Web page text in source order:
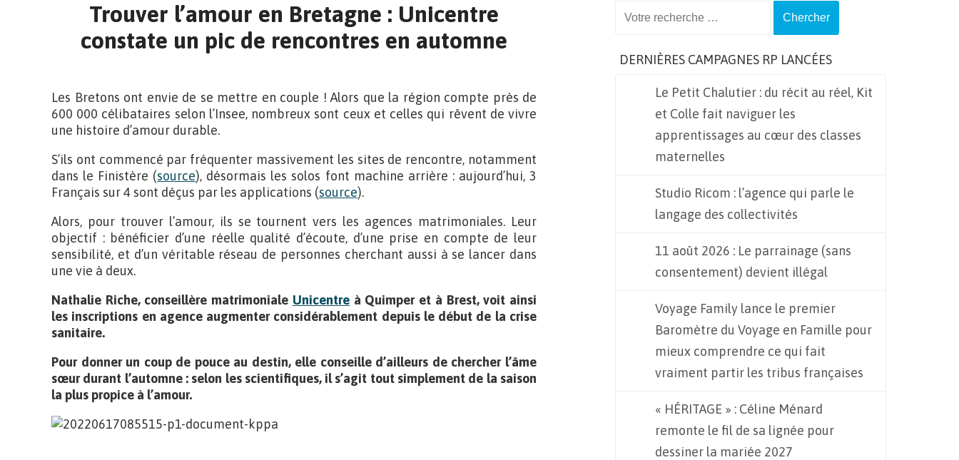
Trouver l’amour en Bretagne : Unicentre
constate un pic de rencontres en automne
Les Bretons ont envie de se mettre en couple ! Alors que la région compte près de
600 000 célibataires selon l’Insee, nombreux sont ceux et celles qui rêvent de vivre
une histoire d’amour durable.
S’ils ont commencé par fréquenter massivement les sites de rencontre, notamment
dans le Finistère (source), désormais les solos font machine arrière : aujourd’hui, 3
Français sur 4 sont déçus par les applications (source).
Alors, pour trouver l’amour, ils se tournent vers les agences matrimoniales. Leur
objectif : bénéficier d’une réelle qualité d’écoute, d’une prise en compte de leur
sensibilité, et d’un véritable réseau de personnes cherchant aussi à se lancer dans
une vie à deux.
Nathalie Riche, conseillère matrimoniale Unicentreà Quimper et à Brest, voit ainsi
les inscriptions en agence augmenter considérablement depuis le début de la crise
sanitaire.
Pour donner un coup de pouce au destin, elle conseille d’ailleurs de chercher l’âme
sœur durant l’automne : selon les scientifiques, il s’agit tout simplement de la saison
la plus propice à l’amour.
DERNIÈRES CAMPAGNES RP LANCÉES
Le Petit Chalutier : du récit au réel, Kit
et Colle fait naviguer les
apprentissages au cœur des classes
maternelles
Studio Ricom : l’agence qui parle le
langage des collectivités
11 août 2026 : Le parrainage (sans
consentement) devient illégal
Voyage Family lance le premier
Baromètre du Voyage en Famille pour
mieux comprendre ce qui fait
vraiment partir les tribus françaises
« HÉRITAGE » : Céline Ménard
remonte le fil de sa lignée pour
dessiner la mariée 2027